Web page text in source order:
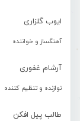
ایوب گلزاری
آهنگساز و خواننده
آرشام غفوری
نوازنده و تنظیم کننده
طالب پیل افکن